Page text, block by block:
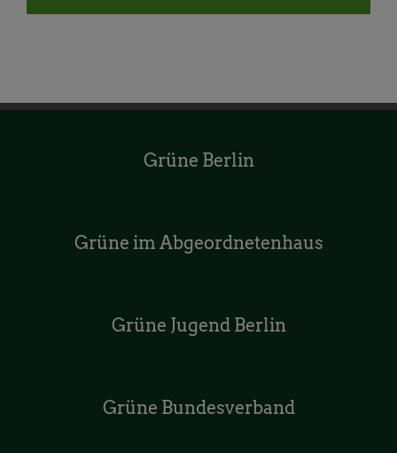
Grüne Berlin
Grüne im Abgeordnetenhaus
Grüne Jugend Berlin
Grüne Bundesverband